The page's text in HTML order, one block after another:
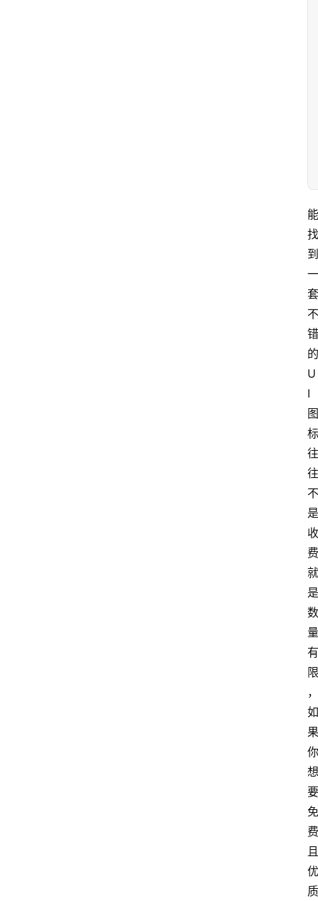
能
找
到
一
套
不
错
的
U
I
图
标
往
往
不
是
收
费
就
是
数
量
有
限
，
如
果
你
想
要
免
费
且
优
质